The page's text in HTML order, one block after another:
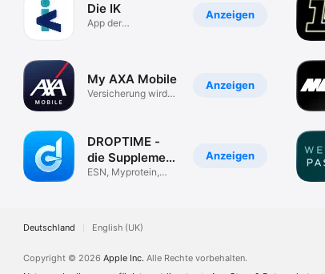
Anzeigen
Die IK
App der
Anzeigen
My AXA Mobile
Versicherung wird
Anzeigen
DROPTIME -
die Supplement
App
ESN, Myprotein,
Deutschland English (UK)
Copyright © 2026 Apple Inc. Alle Rechte vorbehalten.